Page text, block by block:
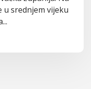
srednjem vijeku